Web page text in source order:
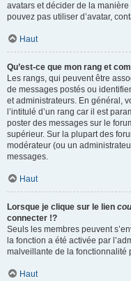
avatars et décider de la
pouvez pas utiliser d’avatar,
Haut
Qu’est-ce que mon rang et
Les rangs, qui peuvent être
de messages postés ou
et administrateurs. En général,
l’intitulé d’un rang car il est
poster des messages sur le
supérieur. Sur la plupart des
modérateur (ou un
messages.
Haut
Lorsque je clique sur le lien
connecter !?
Seuls les membres peuvent
la fonction a été activée par
malveillante de la fonctionnalité
Haut